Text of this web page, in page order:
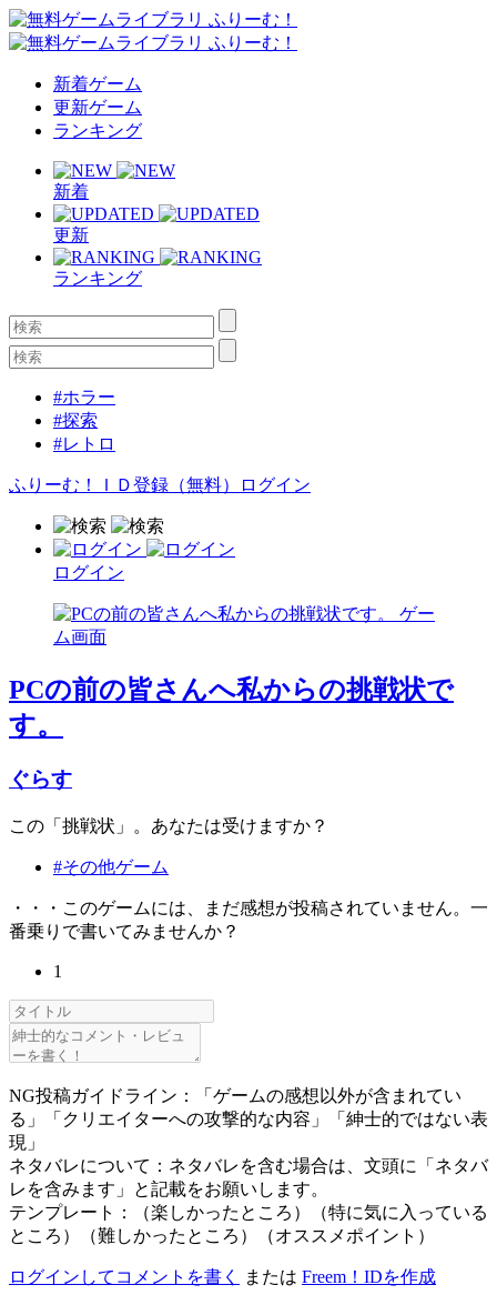
新着ゲーム
更新ゲーム
ランキング
新着
更新
ランキング
#ホラー
#探索
#レトロ
ふりーむ！ＩＤ登録（無料） ログイン
ログイン
PCの前の皆さんへ私からの挑戦状で
す。
ぐらす
この「挑戦状」。あなたは受けますか？
#その他ゲーム
・・・このゲームには、まだ感想が投稿されていません。一
番乗りで書いてみませんか？
1
NG投稿ガイドライン：「ゲームの感想以外が含まれてい
る」「クリエイターへの攻撃的な内容」「紳士的ではない表
現」
ネタバレについて：ネタバレを含む場合は、文頭に「ネタバ
レを含みます」と記載をお願いします。
テンプレート：（楽しかったところ）（特に気に入っている
ところ）（難しかったところ）（オススメポイント）
ログインしてコメントを書く または Freem！IDを作成